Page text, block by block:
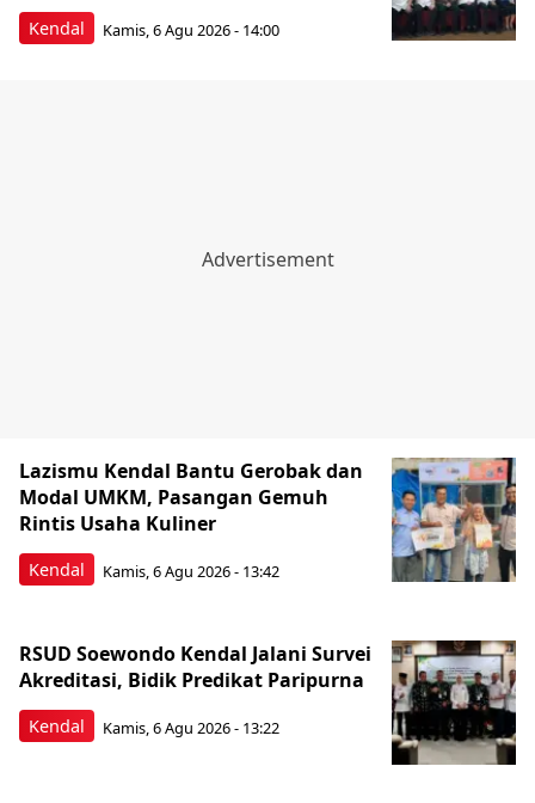
Kendal Kamis, 6 Agu 2026 - 14:00
Kendal
Lazismu Kendal Bantu Gerobak dan
Modal UMKM, Pasangan Gemuh
Rintis Usaha Kuliner
Kamis, 6 Agu 2026 - 13:42
Kendal
RSUD Soewondo Kendal Jalani Survei
Akreditasi, Bidik Predikat Paripurna
Kamis, 6 Agu 2026 - 13:22